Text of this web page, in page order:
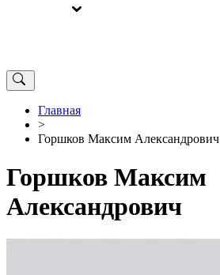
Главная
>
Горшков Максим Александрович
Горшков Максим
Александрович